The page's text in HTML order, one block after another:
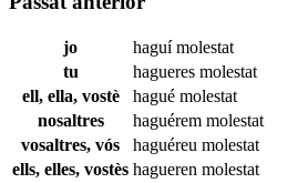
jo haguímolestat
tu
hagueres molestat
ell, ella, vostè
hagué molestat
nosaltres
haguérem molestat
vosaltres, vós
haguéreu molestat
ells, elles, vostès hagueren molestat